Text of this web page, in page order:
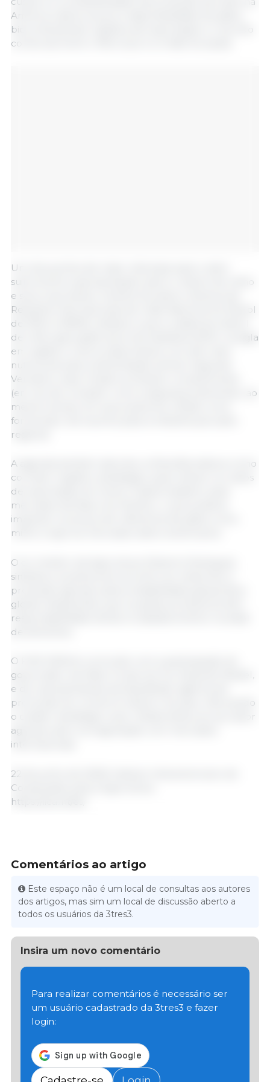
América Latina: preços e disponibilidade de grãos,
biocombustíveis, logística de exportação e o acordo
comercial entre o Mercosul e a União Europeia.
Um dos pontos de maior interesse para o setor
suinícola foi a apresentação sobre o etanol de milho
e seus coprodutos. Andrea Veríssimo, diretora de
Relações Internacionais da União Nacional do Etanol
de Milho (UNEM), destacou que a cadeia do etanol
de milho gera grãos secos de destilaria (DDG, na sigla
em inglês) e outros subprodutos com alto valor
nutricional para a alimentação animal. Segundo
Veríssimo, esse modelo produtivo complementa
(em vez de competir com) a segurança alimentar, ao
mesmo tempo em que posiciona o Brasil como
fornecedor de insumos para a indústria pecuária
regional.
A agenda também abordou a Rota Bioceânica como
corredor logístico estratégico para reduzir os custos
de exportação do Centro-Oeste brasileiro para
mercados da Ásia e do Pacífico, o que poderia
impactar os preços de referência de grãos como
milho e soja nos mercados latino-americanos.
O ex-ministro da Agricultura, Roberto Rodrigues,
sintetizou a postura do encontro ao relacionar a
produção agropecuária à estabilidade geopolítica
global, destacando que os países produtores têm
responsabilidade direta no abastecimento mundial
de alimentos.
O FIAP 2026 foi concluído com a participação do
governador de Mato Grosso do Sul, Eduardo Riedel,
e de representantes da ApexBrasil, agência de
promoção do comércio exterior do país, reforçando
o caráter estratégico que o Brasil atribui ao seu setor
agropecuário na negociação com mercados
internacionais.
22 de junho de 2026/ Instituto Interamericano de
Cooperação para a Agricultura.
https://iica.int/es/
Comentários ao artigo
Este espaço não é um local de consultas aos autores
dos artigos, mas sim um local de discussão aberto a
todos os usuários da 3tres3.
Insira um novo comentário
Para realizar comentários é necessário ser
um usuário cadastrado da 3tres3 e fazer
login: